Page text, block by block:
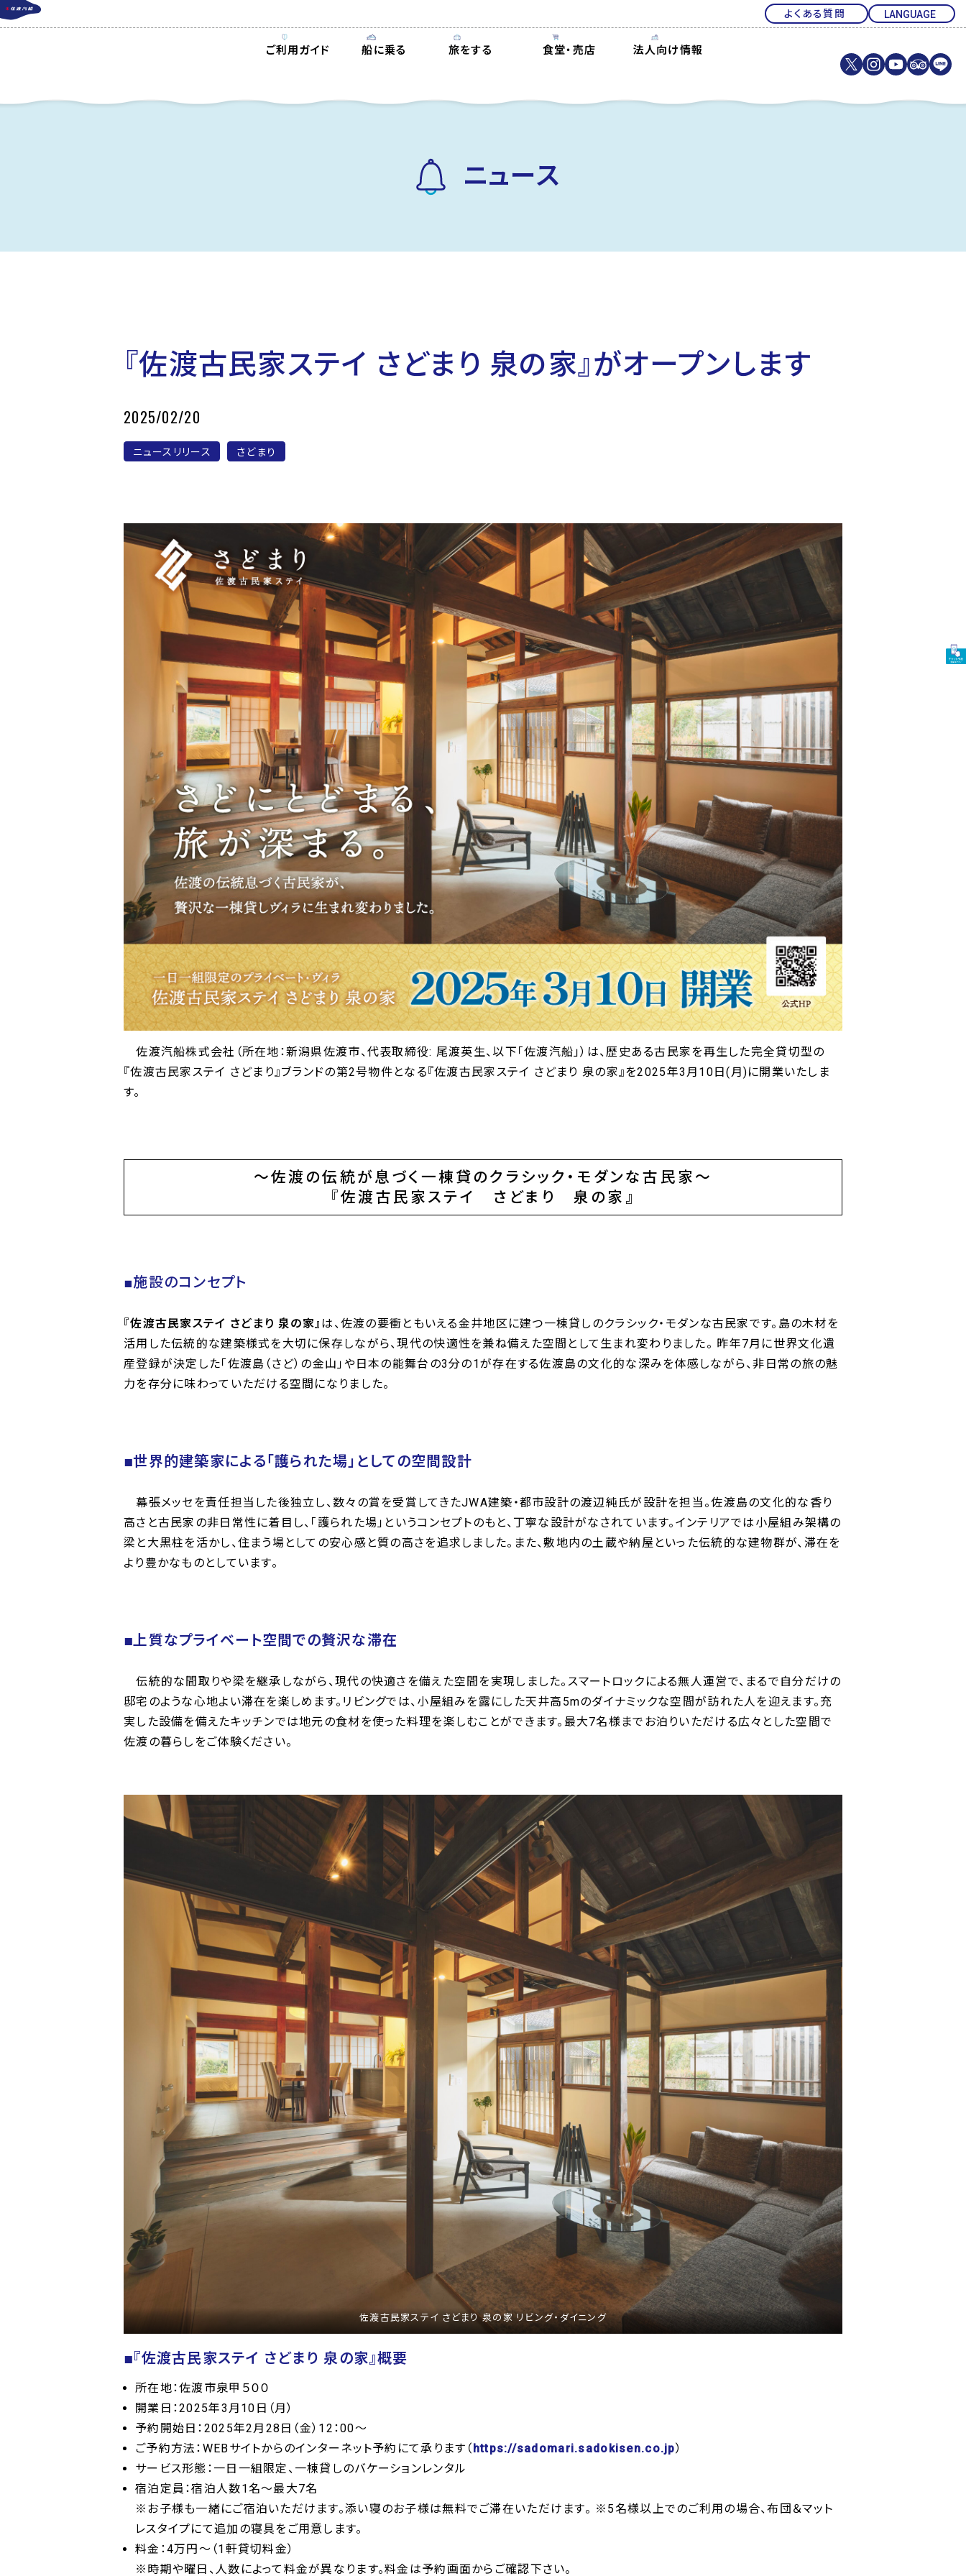
よくある質問
ご利用ガイド 船に乗る 旅をする 食堂・売店 法人向け情報
ニュース
『佐渡古民家ステイ さどまり 泉の家』がオープンします
2025/02/20
ニュースリリース さどまり
佐渡汽船株式会社（所在地：新潟県佐渡市、代表取締役: 尾渡英生、以下「佐渡汽船」）は、歴史ある古民家を再生した完全貸切型の
『佐渡古民家ステイ さどまり』ブランドの第2号物件となる『佐渡古民家ステイ さどまり 泉の家』を2025年3月10日(月)に開業いたしま
す。
～佐渡の伝統が息づく一棟貸のクラシック・モダンな古民家～
『佐渡古民家ステイ さどまり 泉の家』
■施設のコンセプト
『佐渡古民家ステイ さどまり 泉の家』 は、佐渡の要衝ともいえる金井地区に建つ一棟貸しのクラシック・モダンな古民家です。島の木材を
活用した伝統的な建築様式を大切に保存しながら、現代の快適性を兼ね備えた空間として生まれ変わりました。 昨年7月に世界文化遺
産登録が決定した「佐渡島（さど）の金山」や日本の能舞台の3分の1が存在する佐渡島の文化的な深みを体感しながら、非日常の旅の魅
力を存分に味わっていただける空間になりました。
■世界的建築家による「護られた場」としての空間設計
幕張メッセを責任担当した後独立し、数々の賞を受賞してきたJWA建築・都市設計の渡辺純氏が設計を担当。佐渡島の文化的な香り
高さと古民家の非日常性に着目し、「護られた場」というコンセプトのもと、丁寧な設計がなされています。インテリアでは小屋組み架構の
梁と大黒柱を活かし、住まう場としての安心感と質の高さを追求しました。また、敷地内の土蔵や納屋といった伝統的な建物群が、滞在を
より豊かなものとしています。
■上質なプライベート空間での贅沢な滞在
伝統的な間取りや梁を継承しながら、現代の快適さを備えた空間を実現しました。スマートロックによる無人運営で、まるで自分だけの
邸宅のような心地よい滞在を楽しめます。リビングでは、小屋組みを露にした天井高5mのダイナミックな空間が訪れた人を迎えます。充
実した設備を備えたキッチンでは地元の食材を使った料理を楽しむことができます。最大7名様までお泊りいただける広々とした空間で
佐渡の暮らしをご体験ください。
佐渡古民家ステイ さどまり 泉の家 リビング・ダイニング
■『佐渡古民家ステイ さどまり 泉の家』概要
所在地：佐渡市泉甲５００
開業日：2025年3月10日（月）
予約開始日：2025年2月28日（金）12：00～
ご予約方法：WEBサイトからのインターネット予約にて承ります（https://sadomari.sadokisen.co.jp）
サービス形態：一日一組限定、一棟貸しのバケーションレンタル
宿泊定員：宿泊人数1名～最大7名
※お子様も一緒にご宿泊いただけます。添い寝のお子様は無料でご滞在いただけます。 ※5名様以上でのご利用の場合、布団＆マット
レスタイプにて追加の寝具をご用意します。
料金：4万円～（1軒貸切料金）
※時期や曜日、人数によって料金が異なります。料金は予約画面からご確認下さい。